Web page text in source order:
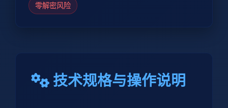
零解密风险
技术规格与操作说明